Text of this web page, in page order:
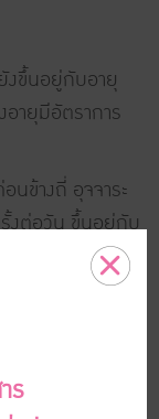
งขึ้นอยู่กับอายุ
อายุมีอัตราการ
นข้างถี่ อุจจาระ
งต่อวัน ขึ้นอยู่กับ
มให้ลูกค่อนข้าง
ต้องเปลี่ยนชิ้น
อกินอิ่มแล้วค่ะ
6-8 ครั้ง ซึ่ง